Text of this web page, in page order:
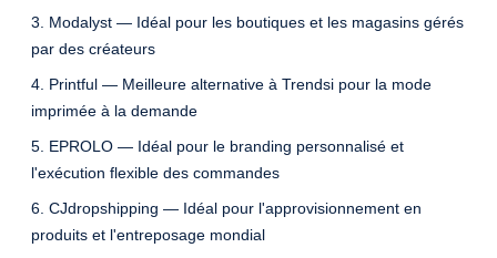
3. Modalyst — Idéal pour les boutiques et les magasins gérés
par des créateurs
4. Printful — Meilleure alternative à Trendsi pour la mode
imprimée à la demande
5. EPROLO — Idéal pour le branding personnalisé et
l'exécution flexible des commandes
6. CJdropshipping — Idéal pour l'approvisionnement en
produits et l'entreposage mondial